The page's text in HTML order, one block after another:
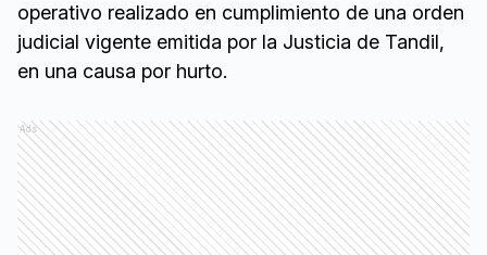
operativo realizado en cumplimiento de una orden
judicial vigente emitida por la Justicia de Tandil,
en una causa por hurto.
Ads